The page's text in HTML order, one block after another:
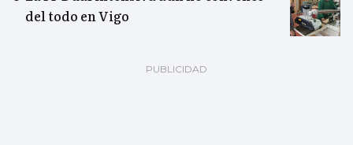
del todo en Vigo